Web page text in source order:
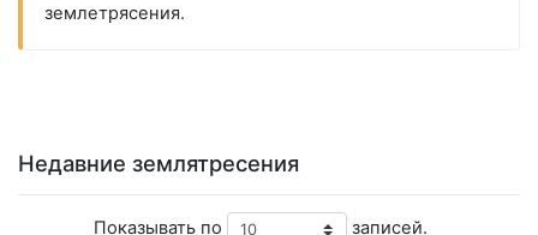
землетрясения.
Недавние землятресения
Показывать по записей.